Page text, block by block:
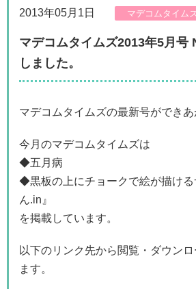
2013年05月1日 マデコムタイム
マデコムタイムズ2013年5月号
しました。
マデコムタイムズの最新号ができあ
今月のマデコムタイムズは
◆五月病
◆黒板の上にチョークで絵が描け
ん.in』
を掲載しています。
以下のリンク先から閲覧・ダウン
ます。